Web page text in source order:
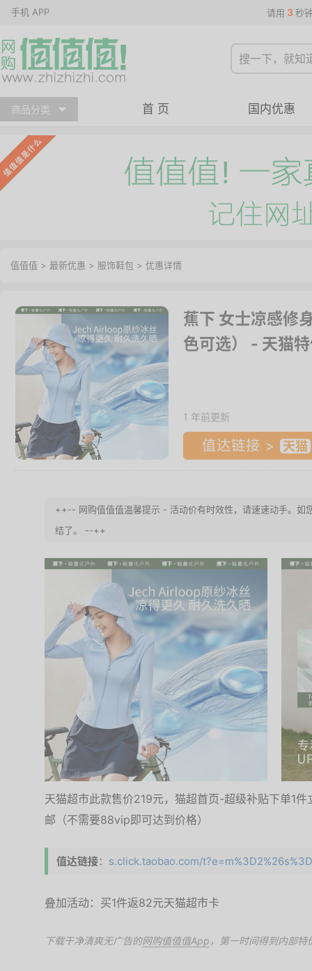
手机 APP 请用 3 秒
商品分类 首 页 国内优惠
值值值 > 最新优惠 > 服饰鞋包 > 优惠详情
蕉下 女士凉感修
色可选）
- 天猫
1 年前更新
值达链接 >
++-- 网购值值值温馨提示 - 活动价有时效性，请速速动手。如
结了。 --++
天猫超市此款售价219元，猫超首页-超级补贴下单1
邮（不需要88vip即可达到价格）
值达链接： s.click.taobao.com/
叠加活动：买1件返82元天猫超市卡
下载干净清爽无广告的网购值值值App ，第一时间得到内部特